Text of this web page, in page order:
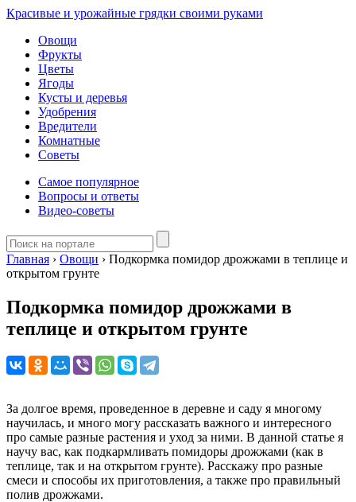
Красивые и урожайные грядки своими руками
Овощи
Фрукты
Цветы
Ягоды
Кусты и деревья
Удобрения
Вредители
Комнатные
Советы
Самое популярное
Вопросы и ответы
Видео-советы
Главная › Овощи › Подкормка помидор дрожжами в теплице и
открытом грунте
Подкормка помидор дрожжами в
теплице и открытом грунте
За долгое время, проведенное в деревне и саду я многому
научилась, и много могу рассказать важного и интересного
про самые разные растения и уход за ними. В данной статье я
научу вас, как подкармливать помидоры дрожжами (как в
теплице, так и на открытом грунте). Расскажу про разные
смеси и способы их приготовления, а также про правильный
полив дрожжами.